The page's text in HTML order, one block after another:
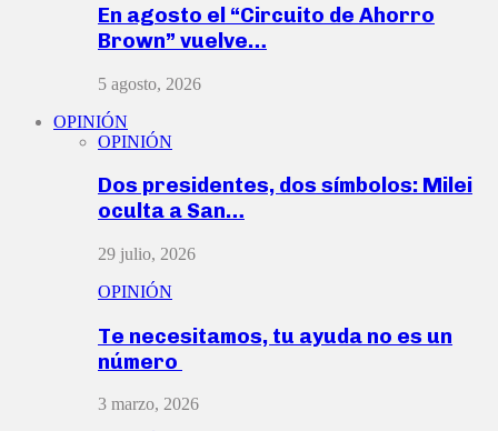
En agosto el “Circuito de Ahorro
Brown” vuelve…
5 agosto, 2026
OPINIÓN
OPINIÓN
Dos presidentes, dos símbolos: Milei
oculta a San…
29 julio, 2026
OPINIÓN
Te necesitamos, tu ayuda no es un
número
3 marzo, 2026